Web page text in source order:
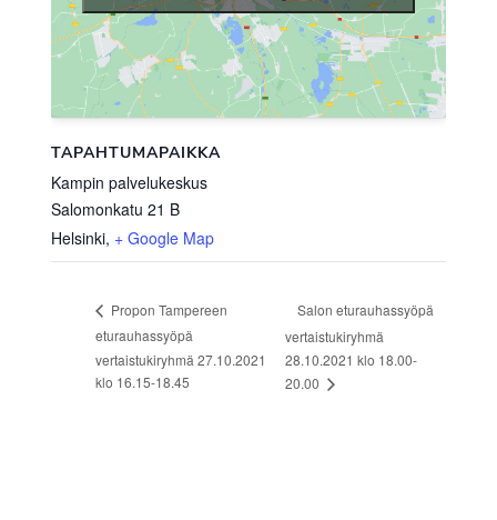
TAPAHTUMAPAIKKA
Kampin palvelukeskus
Salomonkatu 21 B
Helsinki, + Google Map
Propon Tampereen
eturauhassyöpä
vertaistukiryhmä 27.10.2021
klo 16.15-18.45
Salon eturauhassyöpä
vertaistukiryhmä
28.10.2021 klo 18.00-
20.00